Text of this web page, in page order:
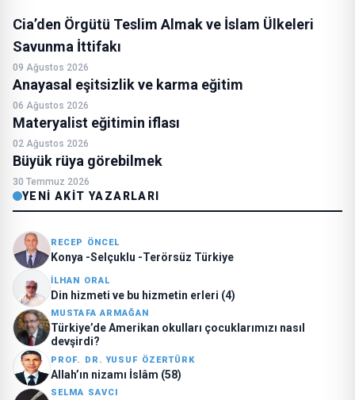
Cia’den Örgütü Teslim Almak ve İslam Ülkeleri
Savunma İttifakı
09 Ağustos 2026
Anayasal eşitsizlik ve karma eğitim
06 Ağustos 2026
Materyalist eğitimin iflası
02 Ağustos 2026
Büyük rüya görebilmek
30 Temmuz 2026
YENI AKIT YAZARLARI
RECEP ÖNCEL
Konya -Selçuklu -Terörsüz Türkiye
İLHAN ORAL
Din hizmeti ve bu hizmetin erleri (4)
MUSTAFA ARMAĞAN
Türkiye’de Amerikan okulları çocuklarımızı nasıl
devşirdi?
PROF. DR. YUSUF ÖZERTÜRK
Allah’ın nizamı İslâm (58)
SELMA SAVCI